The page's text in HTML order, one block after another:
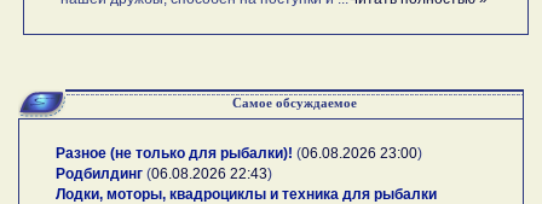
Самое обсуждаемое
Разное (не только для рыбалки)! (06.08.2026 23:00)
Родбилдинг (06.08.2026 22:43)
Лодки, моторы, квадроциклы и техника для рыбалки